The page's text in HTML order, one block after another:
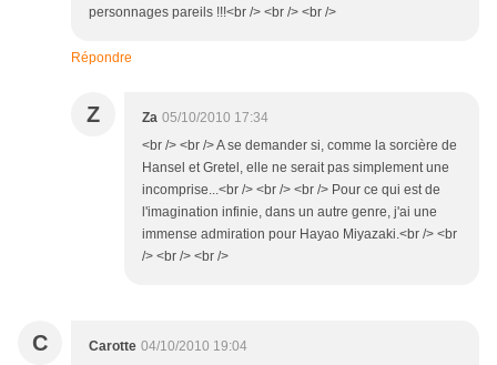
personnages pareils !!!<br /> <br /> <br />
Répondre
Z Za 05/10/2010 17:34
<br /> <br /> A se demander si, comme la sorcière de
Hansel et Gretel, elle ne serait pas simplement une
incomprise...<br /> <br /> <br /> Pour ce qui est de
l'imagination infinie, dans un autre genre, j'ai une
immense admiration pour Hayao Miyazaki.<br /> <br
/> <br /> <br />
C Carotte 04/10/2010 19:04